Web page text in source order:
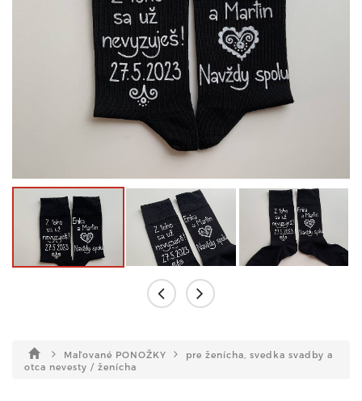
Maľované PONOŽKY
pre ženícha, svedka svadby a
otca nevesty / ženícha